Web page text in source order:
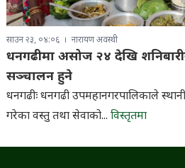
साउन २३, ०४:०६ नारायण अवस्थी
धनगढीमा असोज २४ देखि
सञ्चालन हुने
धनगढीः धनगढी उपमहानगरपालिकाले
गरेका वस्तु तथा सेवाको... विस्तृतमा